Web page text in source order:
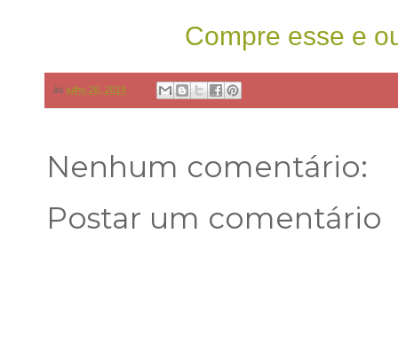
Compre esse e
às julho 26, 2015
Nenhum comentário:
Postar um comentário